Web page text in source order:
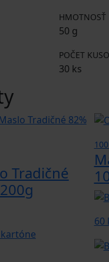
HMOTNOSŤ
50 g
POČET
30 ks
Tradičné
60